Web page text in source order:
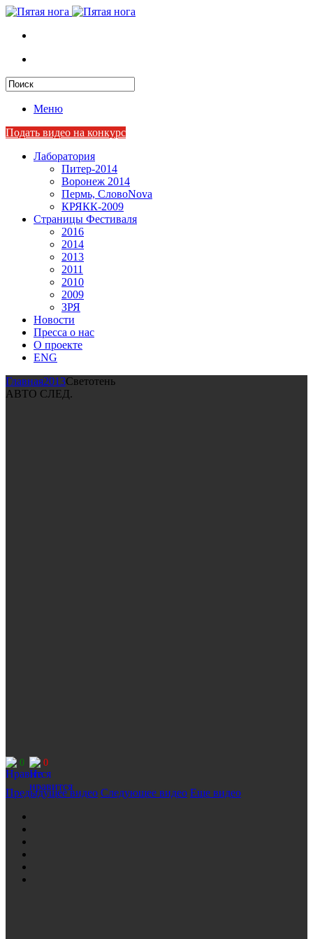
Меню
Подать видео на конкурс
Лаборатория
Питер-2014
Воронеж 2014
Пермь, СловоNova
КРЯКК-2009
Страницы Фестиваля
2016
2014
2013
2011
2010
2009
ЗРЯ
Новости
Пресса о нас
О проекте
ENG
Главная2013Светотень
АВТО СЛЕД.
0 0
Предыдущее видео Следующее видео Еще видео